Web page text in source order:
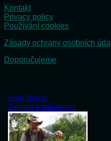
Kontakt
Privacy policy
Používání cookies
Zásady ochrany osobních
Doporučujeme